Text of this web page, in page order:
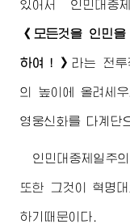
있어서 인민대중
《모든것을 인민
하여！》라는 전투
의 높이에 올려세
영웅신화를 다계단
인민대중제일주
또한 그것이 혁명
하기때문이다.